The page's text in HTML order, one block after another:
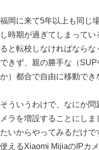
福岡に来て5年以上も同じ
し時期が過ぎてしまって
ると転校しなければなら
できず、親の勝手な（
か）都合で自由に移動でき
そういうわけで、なにか
メラを増設することにし
たいからやってみるだけ
使えるXiaomi MijiaのIPカ